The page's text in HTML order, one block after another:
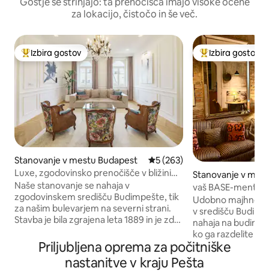
za lokacijo, čistočo in še več.
Najbolj priljubljena prenočišča z značko »Izbira gostov«
Izbira gostov
Stanovanje v mestu Budapest Povprečna ocena: 5 od 5, št.
5 (263)
Luxe, zgodovinsko prenočišče v bližini
znamenitosti v središču mesta
Naše stanovanje se nahaja v
zgodovinskem središču Budimpešte, tik
za našim bulevarjem na severni strani.
Stavba je bila zgrajena leta 1889 in je zdaj
kakovost v vseh podrobnostih. Oprema:
Wi-Fi visoke hitrosti, Samsung Smart
SUHD"65"TV (Netflix,Youtube), kabelski
Najbolj
Izbira gostov
Stanovanje v
vaš BASE-ment
Udobno majhno
v središču
nahaja na
ko ga razdelite na
staro, medtem ko
tiče zgodovine, in
nasprotju z
Priljubljena oprema za počitniške
nastanitve v kraju Pešta